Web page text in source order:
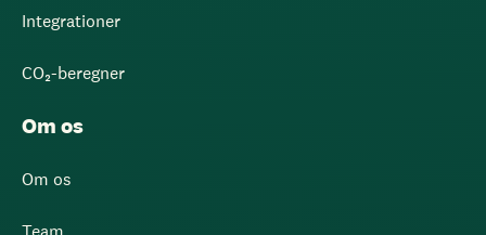
Integrationer
CO₂-beregner
Om os
Om os
Team